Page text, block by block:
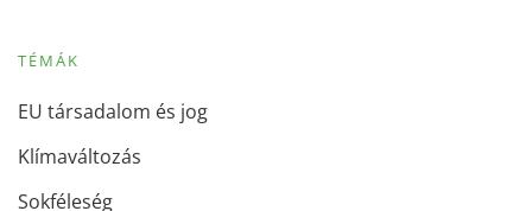
TÉMÁK
EU társadalom és jog
Klímaváltozás
Sokféleség